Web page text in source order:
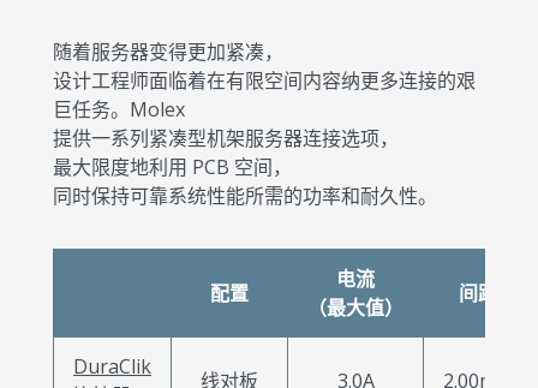
随着服务器变得更加紧凑，
设计工程师面临着在有限空间内容纳更多连接的艰
巨任务。Molex
提供一系列紧凑型机架服务器连接选项，
最大限度地利用 PCB 空间，
同时保持可靠系统性能所需的功率和耐久性。
配置
电流
（最大值）
间距
DuraClik
线对板 3.0A 2.00mm